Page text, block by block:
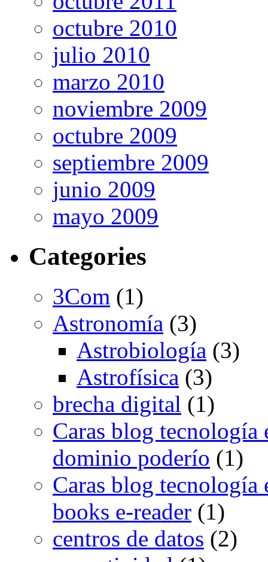
octubre 2010
julio 2010
marzo 2010
noviembre 2009
octubre 2009
septiembre 2009
junio 2009
mayo 2009
Categories
3Com (1)
Astronomía (3)
Astrobiología (3)
Astrofísica (3)
brecha digital (1)
Caras blog tecnología
dominio poderío (1)
Caras blog
books e-reader (1)
centros de datos (2)